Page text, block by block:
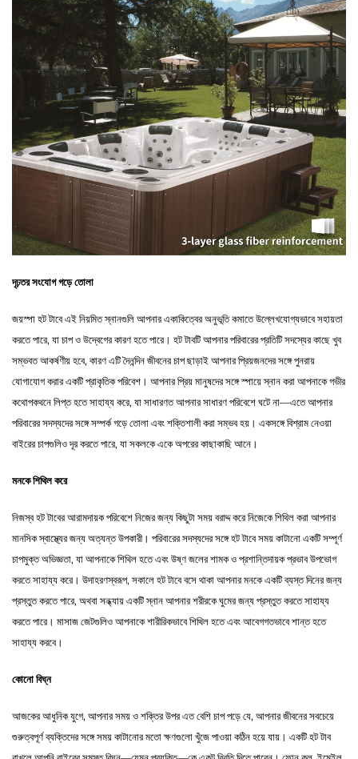
দৃঢ়তর সংযোগ গড়ে তোলা
জয়স্পা হট টাবে এই নিয়মিত স্নানগুলি আপনার একাকিত্বের অনুভূতি কমাতে উল্লেখযোগ্যভাবে সহায়তা
করতে পারে, যা চাপ ও উদ্বেগের কারণ হতে পারে। হট টাবটি আপনার পরিবারের প্রতিটি সদস্যের কাছে খুব
সম্ভবত আকর্ষণীয় হবে, কারণ এটি দৈনন্দিন জীবনের চাপ ছাড়াই আপনার প্রিয়জনদের সঙ্গে পুনরায়
যোগাযোগ করার একটি প্রাকৃতিক পরিবেশ। আপনার প্রিয় মানুষদের সঙ্গে স্পায়ে স্নান করা আপনাকে গভীর
কথোপকথনে লিপ্ত হতে সাহায্য করে, যা সাধারণত আপনার সাধারণ পরিবেশে ঘটে না—এতে আপনার
পরিবারের সদস্যদের সঙ্গে সম্পর্ক গড়ে তোলা এবং শক্তিশালী করা সম্ভব হয়। একসঙ্গে বিশ্রাম নেওয়া
বাইরের চাপগুলিও দূর করতে পারে, যা সকলকে একে অপরের কাছাকাছি আনে।
মনকে শিথিল করে
নিজস্ব হট টাবের আরামদায়ক পরিবেশে নিজের জন্য কিছুটা সময় বরাদ্দ করে নিজেকে শিথিল করা আপনার
মানসিক স্বাস্থ্যের জন্য অত্যন্ত উপকারী। পরিবারের সদস্যদের সঙ্গে হট টাবে সময় কাটানো একটি সম্পূর্ণ
চাপমুক্ত অভিজ্ঞতা, যা আপনাকে শিথিল হতে এবং উষ্ণ জলের শামক ও প্রশান্তিদায়ক প্রভাব উপভোগ
করতে সাহায্য করে। উদাহরণস্বরূপ, সকালে হট টাবে বসে থাকা আপনার মনকে একটি ব্যস্ত দিনের জন্য
প্রস্তুত করতে পারে, অথবা সন্ধ্যায় একটি স্নান আপনার শরীরকে ঘুমের জন্য প্রস্তুত করতে সাহায্য
করতে পারে। মাসাজ জেটগুলিও আপনাকে শারীরিকভাবে শিথিল হতে এবং আবেগগতভাবে শান্ত হতে
সাহায্য করবে।
কোনো বিঘ্ন
আজকের আধুনিক যুগে, আপনার সময় ও শক্তির উপর এত বেশি চাপ পড়ে যে, আপনার জীবনের সবচেয়ে
গুরুত্বপূর্ণ ব্যক্তিদের সঙ্গে সময় কাটানোর মতো ক্ষণগুলো খুঁজে পাওয়া কঠিন হয়ে যায়। একটি হট টাব